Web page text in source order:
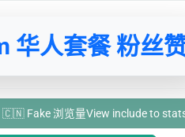
华人套餐 粉丝
🇨🇳 Fake 浏览量View include to stats